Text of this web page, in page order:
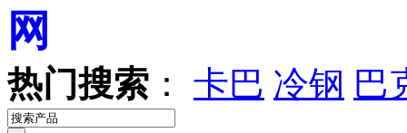
热门搜索 ： 卡巴 冷钢 巴